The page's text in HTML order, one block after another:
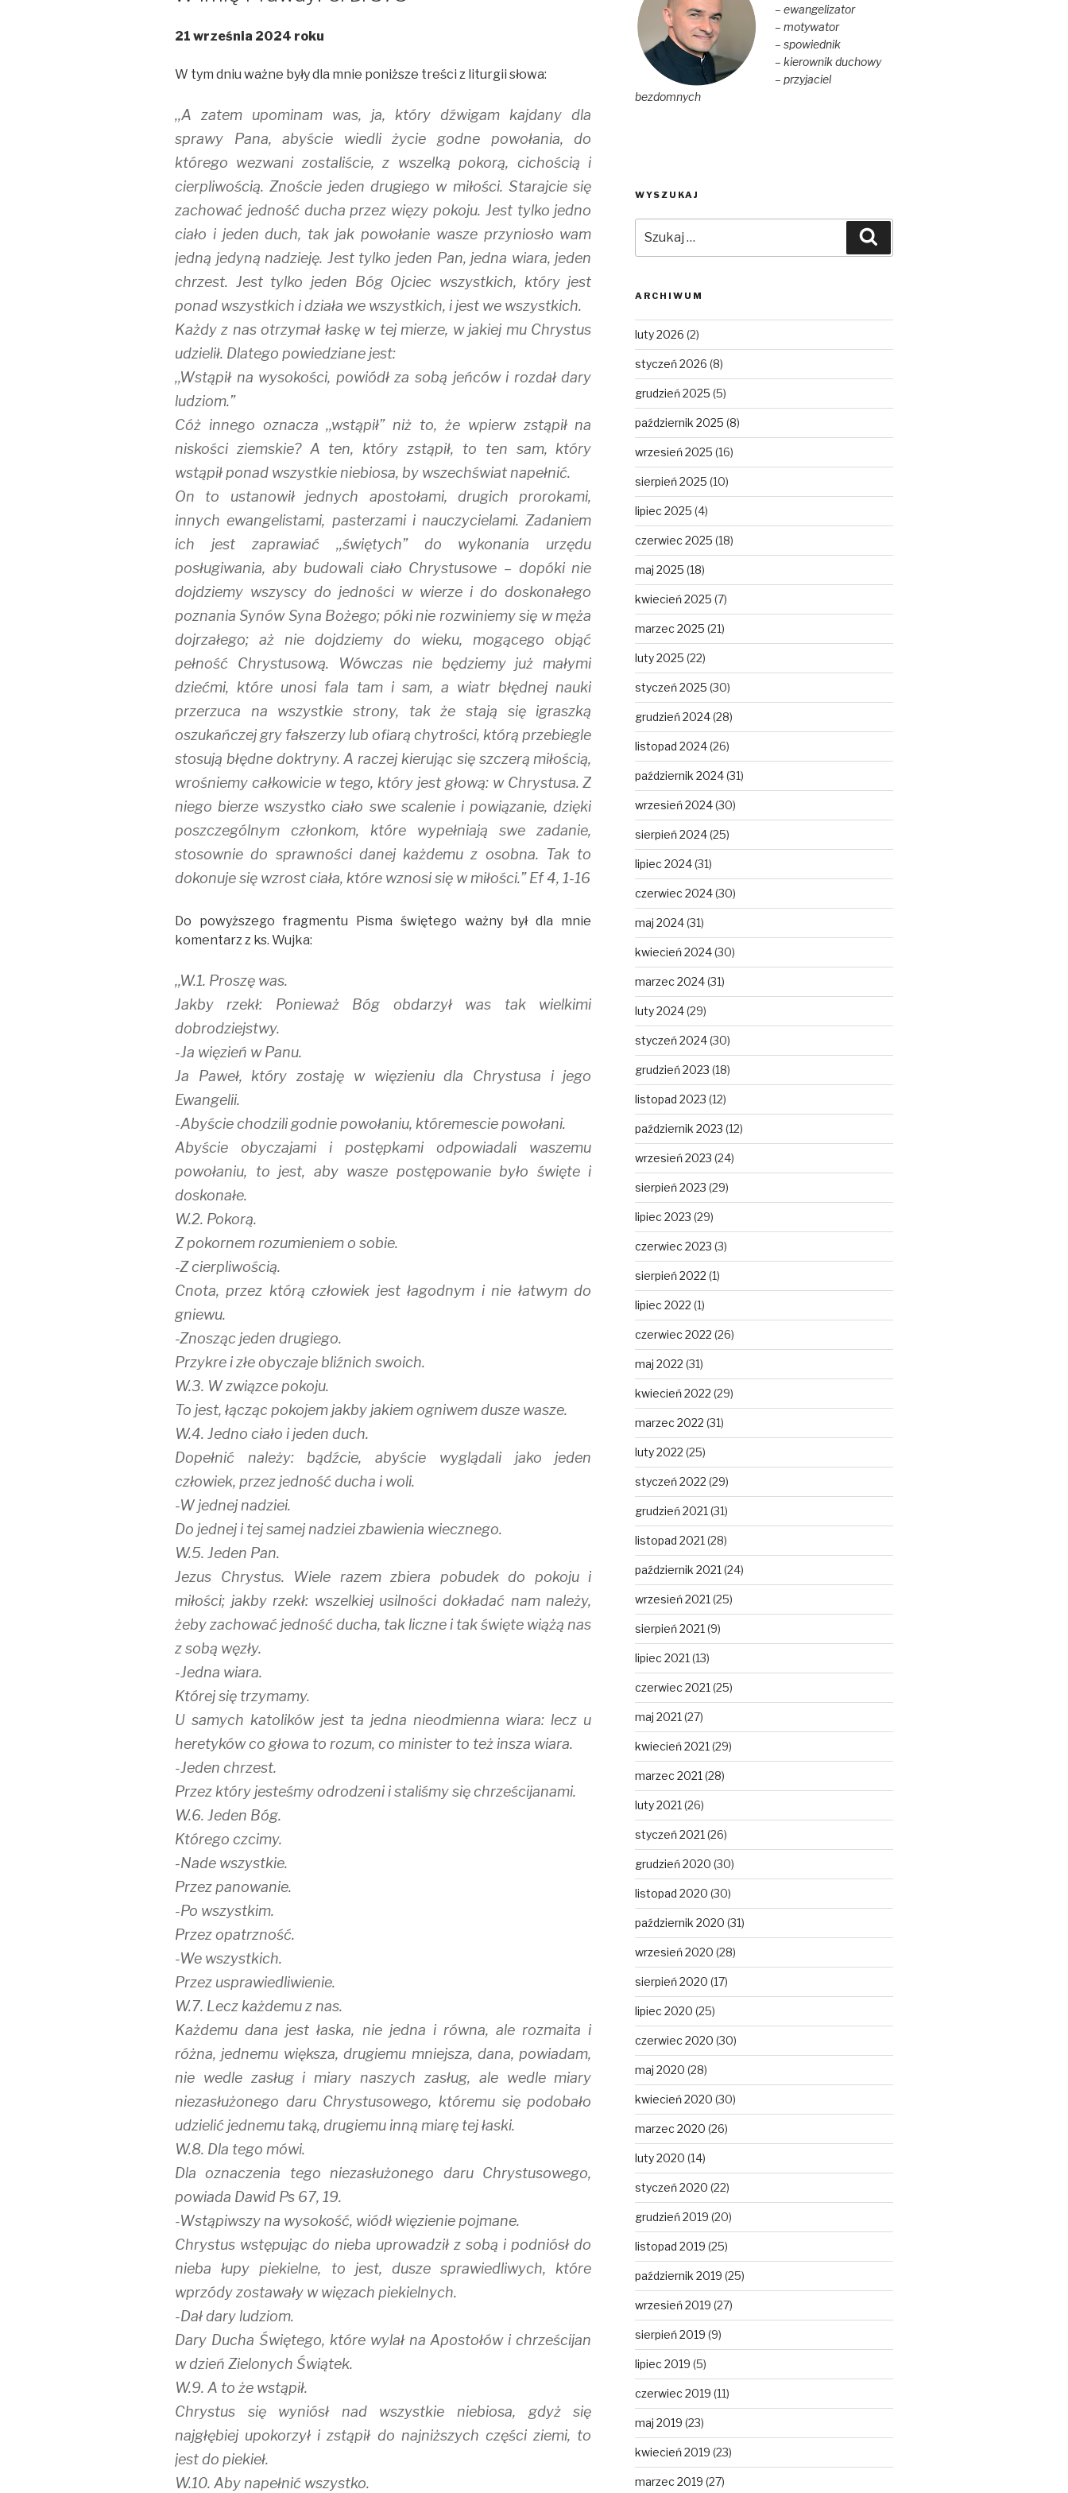
21 września 2024 roku
W tym dniu ważne były dla mnie poniższe treści z liturgii słowa:
,,A zatem upominam was, ja, który dźwigam kajdany dla
sprawy Pana, abyście wiedli życie godne powołania, do
którego wezwani zostaliście, z wszelką pokorą, cichością i
cierpliwością. Znoście jeden drugiego w miłości. Starajcie się
zachować jedność ducha przez więzy pokoju. Jest tylko jedno
ciało i jeden duch, tak jak powołanie wasze przyniosło wam
jedną jedyną nadzieję. Jest tylko jeden Pan, jedna wiara, jeden
chrzest. Jest tylko jeden Bóg Ojciec wszystkich, który jest
ponad wszystkich i działa we wszystkich, i jest we wszystkich.
Każdy z nas otrzymał łaskę w tej mierze, w jakiej mu Chrystus
udzielił. Dlatego powiedziane jest:
,,Wstąpił na wysokości, powiódł za sobą jeńców i rozdał dary
ludziom.”
Cóż innego oznacza ,,wstąpił” niż to, że wpierw zstąpił na
niskości ziemskie? A ten, który zstąpił, to ten sam, który
wstąpił ponad wszystkie niebiosa, by wszechświat napełnić.
On to ustanowił jednych apostołami, drugich prorokami,
innych ewangelistami, pasterzami i nauczycielami. Zadaniem
ich jest zaprawiać ,,świętych” do wykonania urzędu
posługiwania, aby budowali ciało Chrystusowe – dopóki nie
dojdziemy wszyscy do jedności w wierze i do doskonałego
poznania Synów Syna Bożego; póki nie rozwiniemy się w męża
dojrzałego; aż nie dojdziemy do wieku, mogącego objąć
pełność Chrystusową. Wówczas nie będziemy już małymi
dziećmi, które unosi fala tam i sam, a wiatr błędnej nauki
przerzuca na wszystkie strony, tak że stają się igraszką
oszukańczej gry fałszerzy lub ofiarą chytrości, którą przebiegle
stosują błędne doktryny. A raczej kierując się szczerą miłością,
wrośniemy całkowicie w tego, który jest głową: w Chrystusa. Z
niego bierze wszystko ciało swe scalenie i powiązanie, dzięki
poszczególnym członkom, które wypełniają swe zadanie,
stosownie do sprawności danej każdemu z osobna. Tak to
dokonuje się wzrost ciała, które wznosi się w miłości.” Ef 4, 1-16
Do powyższego fragmentu Pisma świętego ważny był dla mnie
komentarz z ks. Wujka:
,,W.1. Proszę was.
Jakby rzekł: Ponieważ Bóg obdarzył was tak wielkimi
dobrodziejstwy.
-Ja więzień w Panu.
Ja Paweł, który zostaję w więzieniu dla Chrystusa i jego
Ewangelii.
-Abyście chodzili godnie powołaniu, któremescie powołani.
Abyście obyczajami i postępkami odpowiadali waszemu
powołaniu, to jest, aby wasze postępowanie było święte i
doskonałe.
W.2. Pokorą.
Z pokornem rozumieniem o sobie.
-Z cierpliwością.
Cnota, przez którą człowiek jest łagodnym i nie łatwym do
gniewu.
-Znosząc jeden drugiego.
Przykre i złe obyczaje bliźnich swoich.
W.3. W związce pokoju.
To jest, łącząc pokojem jakby jakiem ogniwem dusze wasze.
W.4. Jedno ciało i jeden duch.
Dopełnić należy: bądźcie, abyście wyglądali jako jeden
człowiek, przez jedność ducha i woli.
-W jednej nadziei.
Do jednej i tej samej nadziei zbawienia wiecznego.
W.5. Jeden Pan.
Jezus Chrystus. Wiele razem zbiera pobudek do pokoju i
miłości; jakby rzekł: wszelkiej usilności dokładać nam należy,
żeby zachować jedność ducha, tak liczne i tak święte wiążą nas
z sobą węzły.
-Jedna wiara.
Której się trzymamy.
U samych katolików jest ta jedna nieodmienna wiara: lecz u
heretyków co głowa to rozum, co minister to też insza wiara.
-Jeden chrzest.
Przez który jesteśmy odrodzeni i staliśmy się chrześcijanami.
W.6. Jeden Bóg.
Którego czcimy.
-Nade wszystkie.
Przez panowanie.
-Po wszystkim.
Przez opatrzność.
-We wszystkich.
Przez usprawiedliwienie.
W.7. Lecz każdemu z nas.
Każdemu dana jest łaska, nie jedna i równa, ale rozmaita i
różna, jednemu większa, drugiemu mniejsza, dana, powiadam,
nie wedle zasług i miary naszych zasług, ale wedle miary
niezasłużonego daru Chrystusowego, któremu się podobało
udzielić jednemu taką, drugiemu inną miarę tej łaski.
W.8. Dla tego mówi.
Dla oznaczenia tego niezasłużonego daru Chrystusowego,
powiada Dawid Ps 67, 19.
-Wstąpiwszy na wysokość, wiódł więzienie pojmane.
Chrystus wstępując do nieba uprowadził z sobą i podniósł do
nieba łupy piekielne, to jest, dusze sprawiedliwych, które
wprzódy zostawały w więzach piekielnych.
-Dał dary ludziom.
Dary Ducha Świętego, które wylał na Apostołów i chrześcijan
w dzień Zielonych Świątek.
W.9. A to że wstąpił.
Chrystus się wyniósł nad wszystkie niebiosa, gdyż się
najgłębiej upokorzył i zstąpił do najniższych części ziemi, to
jest do piekieł.
W.10. Aby napełnić wszystko.
– ewangelizator
– motywator
– spowiednik
– kierownik duchowy
– przyjaciel
bezdomnych
WYSZUKAJ
ARCHIWUM
luty 2026 (2)
styczeń 2026 (8)
grudzień 2025 (5)
październik 2025 (8)
wrzesień 2025 (16)
sierpień 2025 (10)
lipiec 2025 (4)
czerwiec 2025 (18)
maj 2025 (18)
kwiecień 2025 (7)
marzec 2025 (21)
luty 2025 (22)
styczeń 2025 (30)
grudzień 2024(28)
listopad 2024(26)
październik 2024(31)
wrzesień 2024(30)
sierpień 2024(25)
lipiec 2024(31)
czerwiec 2024(30)
maj 2024(31)
kwiecień 2024(30)
marzec 2024(31)
luty 2024(29)
styczeń 2024(30)
grudzień 2023 (18)
listopad 2023 (12)
październik 2023 (12)
wrzesień 2023 (24)
sierpień 2023 (29)
lipiec 2023 (29)
czerwiec 2023 (3)
sierpień 2022 (1)
lipiec 2022 (1)
czerwiec 2022 (26)
maj 2022 (31)
kwiecień 2022 (29)
marzec 2022 (31)
luty 2022 (25)
styczeń 2022 (29)
grudzień 2021 (31)
listopad 2021 (28)
październik 2021 (24)
wrzesień 2021 (25)
sierpień 2021 (9)
lipiec 2021 (13)
czerwiec 2021 (25)
maj 2021 (27)
kwiecień 2021 (29)
marzec 2021 (28)
luty 2021 (26)
styczeń 2021 (26)
grudzień 2020 (30)
listopad 2020 (30)
październik 2020 (31)
wrzesień 2020 (28)
sierpień 2020 (17)
lipiec 2020 (25)
czerwiec 2020 (30)
maj 2020 (28)
kwiecień 2020 (30)
marzec 2020 (26)
luty 2020 (14)
styczeń 2020 (22)
grudzień 2019 (20)
listopad 2019 (25)
październik 2019 (25)
wrzesień 2019 (27)
sierpień 2019 (9)
lipiec 2019 (5)
czerwiec 2019 (11)
maj 2019 (23)
kwiecień 2019 (23)
marzec 2019 (27)